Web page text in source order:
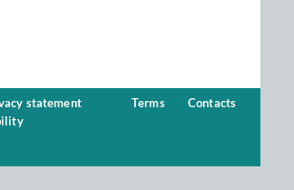
statement
Terms Contacts